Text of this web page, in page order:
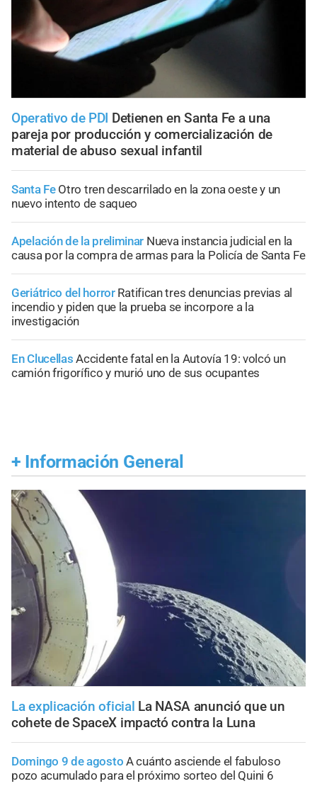
Operativo de PDI Detienen en Santa Fe a una
pareja por producción y comercialización de
material de abuso sexual infantil
Santa Fe Otro tren descarrilado en la zona oeste y un
nuevo intento de saqueo
Apelación de la preliminar Nueva instancia judicial en la
causa por la compra de armas para la Policía de Santa Fe
Geriátrico del horror Ratifican tres denuncias previas al
incendio y piden que la prueba se incorpore a la
investigación
En Clucellas Accidente fatal en la Autovía 19: volcó un
camión frigorífico y murió uno de sus ocupantes
+ Información General
La explicación oficial La NASA anunció que un
cohete de SpaceX impactó contra la Luna
Domingo 9 de agosto A cuánto asciende el fabuloso
pozo acumulado para el próximo sorteo del Quini 6